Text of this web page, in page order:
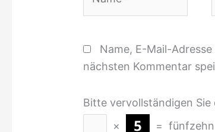
Name, E-Mail-
nächsten Kommentar
Bitte vervollständigen Sie
×
= fünfzehn